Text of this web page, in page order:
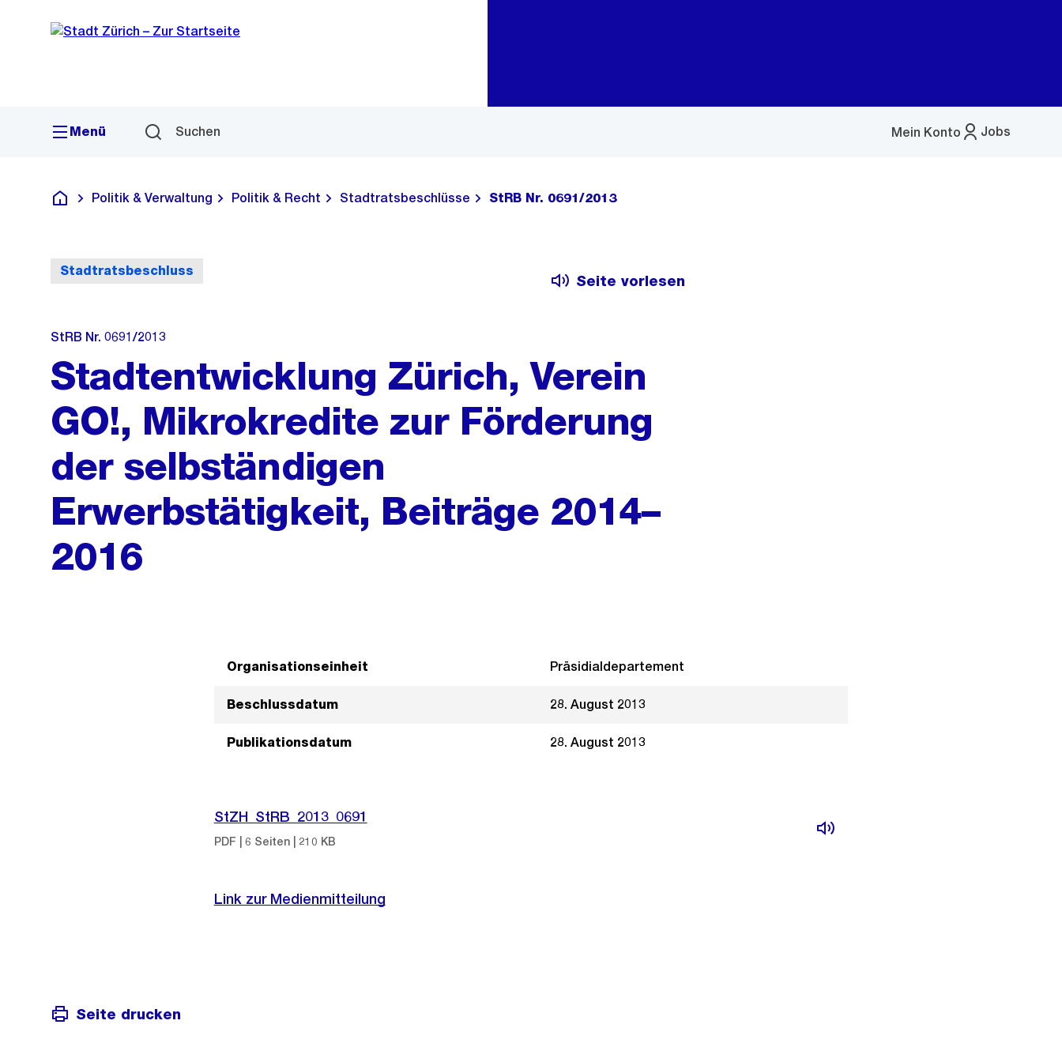
Navigation
Sprunglink
Menü Suchen Jobs
Mein Konto
Menü
Deutsch
Politik & Verwaltung Politik & Recht Stadtratsbeschlüsse StRB Nr. 0691/2013
Stadtratsbeschluss
Seite vorlesen
StRB Nr. 0691/2013
Stadtentwicklung Zürich, Verein
GO!, Mikrokredite zur Förderung
der selbständigen
Erwerbstätigkeit, Beiträge 2014–
2016
Organisationseinheit Präsidialdepartement
Beschlussdatum 28. August 2013
Publikationsdatum 28. August 2013
StZH_StRB_2013_0691
PDF | 6 Seiten | 210 KB
Link zur Medienmitteilung
Seite drucken